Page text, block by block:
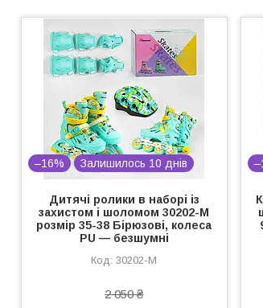
–16% Залишилось 10 днів
Дитячі ролики в наборі із
захистом і шоломом 30202-М
розмір 35-38 Бірюзові, колеса
PU — безшумні
30202-М
2 050 ₴